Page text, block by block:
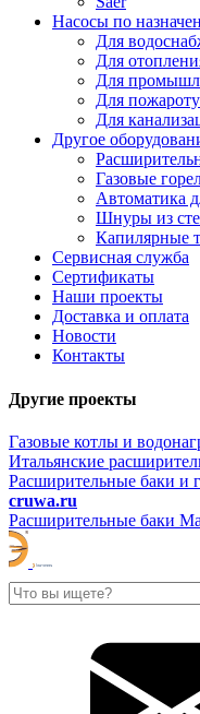
Насосы по
Для
Для
Для
Для
Для
Другое
Газовые
Автоматика
Шнуры из
Капилярные
Сервисная служба
Сертификаты
Наши проекты
Доставка и оплата
Новости
Контакты
Другие проекты
Газовые котлы и
Итальянские
Расширительные баки и
cruwa.ru
Расширительные баки